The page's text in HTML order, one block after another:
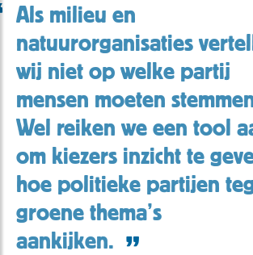
Als milieu en
natuurorganisaties
wij niet op welke partij
mensen moeten
Wel reiken we een tool
om kiezers inzicht te
hoe politieke partijen
groene thema’s
aankijken.